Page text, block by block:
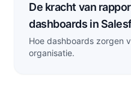
De kracht van
dashboards in
Hoe dashboards zorgen
organisatie.